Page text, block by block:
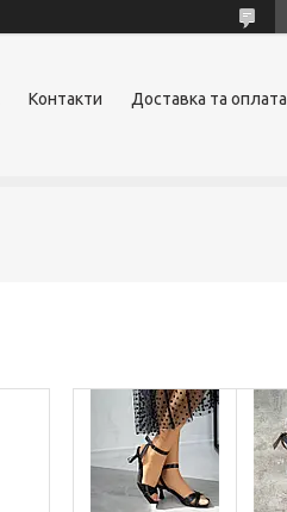
Контакти Доставка та оплата